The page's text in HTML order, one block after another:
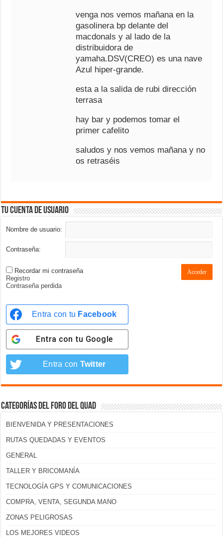
venga nos vemos mañana en la
gasolinera bp delante del
macdonals y al lado de la
distribuidora de
yamaha.DSV(CREO) es una nave
Azul hiper-grande.
esta a la salida de rubi dirección
terrasa
hay bar y podemos tomar el
primer cafelito
saludos y nos vemos mañana y no
os retraséis
Tu cuenta de usuario
Nombre de usuario:
Contraseña:
Recordar mi contraseña Acceder
Registro
Contraseña perdida
Entra con tu Facebook
Entra con tu Google
Entra con Twitter
Categorías del foro del Quad
BIENVENIDA Y PRESENTACIONES
RUTAS QUEDADAS Y EVENTOS
GENERAL
TALLER Y BRICOMANÍA
TECNOLOGÍA GPS Y COMUNICACIONES
COMPRA, VENTA, SEGUNDA MANO
ZONAS PELIGROSAS
LOS MEJORES VIDEOS